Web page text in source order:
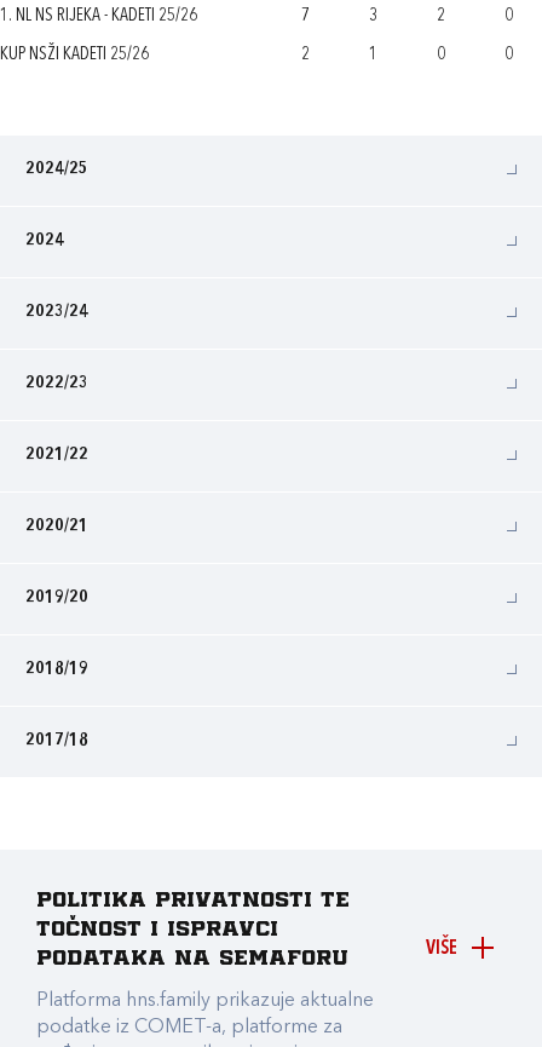
1. NL NS RIJEKA - KADETI 25/26 7 3 2 0
KUP NSŽI KADETI 25/26 2 1 0 0
2024/25
2024
2023/24
2022/23
2021/22
2020/21
2019/20
2018/19
2017/18
VIŠE
Politika privatnosti te
točnost i ispravci
podataka na Semaforu
Platforma hns.family prikazuje aktualne
podatke iz COMET-a, platforme za